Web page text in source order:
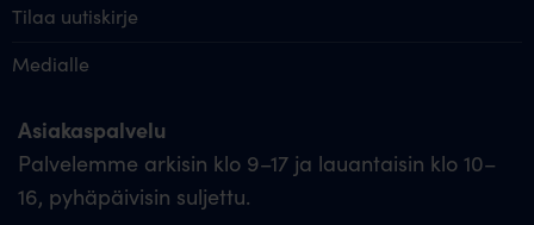
Tilaa uutiskirje
Medialle
Asiakaspalvelu
Palvelemme arkisin klo 9–17 ja lauantaisin klo 10–
16, pyhäpäivisin suljettu.